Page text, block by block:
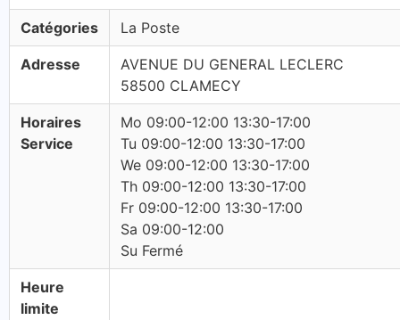
Catégories La Poste
Adresse
AVENUE DU GENERAL LECLERC
58500 CLAMECY
Horaires
Service
Mo 09:00-12:00 13:30-17:00
Tu 09:00-12:00 13:30-17:00
We 09:00-12:00 13:30-17:00
Th 09:00-12:00 13:30-17:00
Fr 09:00-12:00 13:30-17:00
Sa 09:00-12:00
Su Fermé
Heure
limite